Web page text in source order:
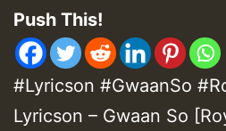
Push This!
#Lyricson #GwaanSo
Lyricson – Gwaan So